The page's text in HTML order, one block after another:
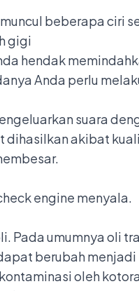
beberapa ciri
gigi
hendak
Anda perlu
suara
dihasilkan akibat
engine menyala.
Pada umumnya oli
berubah
oleh